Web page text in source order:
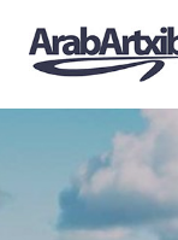
contenido